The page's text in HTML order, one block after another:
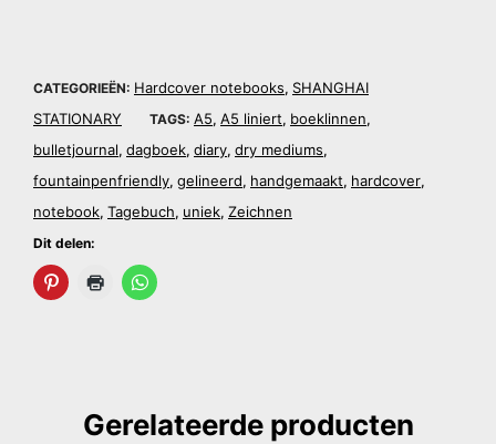
CATEGORIEËN: Hardcover notebooks, SHANGHAI
STATIONARY
TAGS: A5, A5 liniert, boeklinnen,
bulletjournal, dagboek, diary, dry mediums,
fountainpenfriendly, gelineerd, handgemaakt, hardcover,
notebook, Tagebuch, uniek, Zeichnen
Dit delen:
Gerelateerde producten